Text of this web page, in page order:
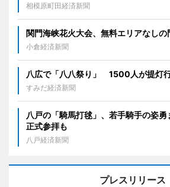
相模原町田経済新聞
関門海峡花火大会、無料エリアなし
小倉経済新聞
八広で「八八祭り」 1500人が提灯
すみだ経済新聞
八戸の「騎馬打毬」、若手騎手の姿
正式参拝も
八戸経済新聞
プレスリリース